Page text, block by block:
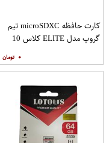
کارت حافظه microSDXC تیم
گروپ مدل ELITE کلاس 10
90MBps ظرفیت 512 گیگابایت
۰